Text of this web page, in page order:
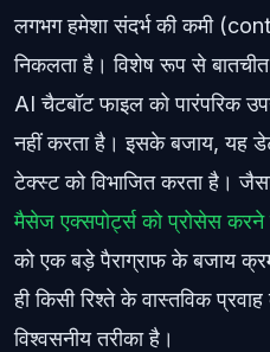
लगभग हमेशा संदर्भ की कमी
निकलता है। विशेष रूप से
AI चैटबॉट फाइल को पारंपरिक
नहीं करता है। इसके बजाय, यह
टेक्स्ट को विभाजित करता है।
मैसेज एक्सपोर्ट्स को प्रोसेस करने
को एक बड़े पैराग्राफ के बजाय
ही किसी रिश्ते के वास्तविक
विश्वसनीय तरीका है।